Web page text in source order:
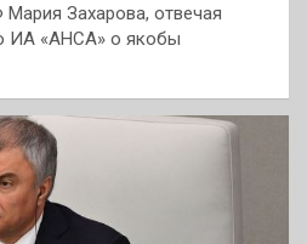
Захарова, отвечая
ИА «АНСА» о якобы